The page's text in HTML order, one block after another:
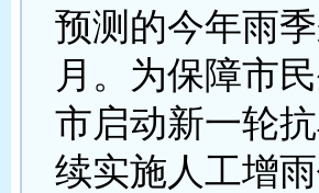
预测的今年雨
月。为保障市
市启动新一轮
续实施人工增